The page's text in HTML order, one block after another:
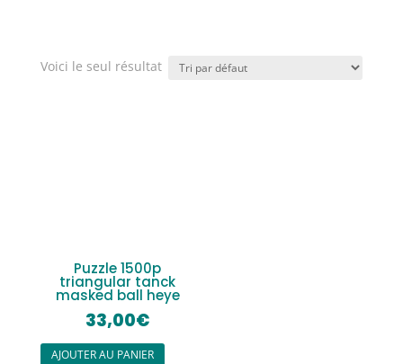
Voici le seul résultat
Puzzle 1500p
triangular tanck
masked ball heye
33,00€
AJOUTER AU PANIER